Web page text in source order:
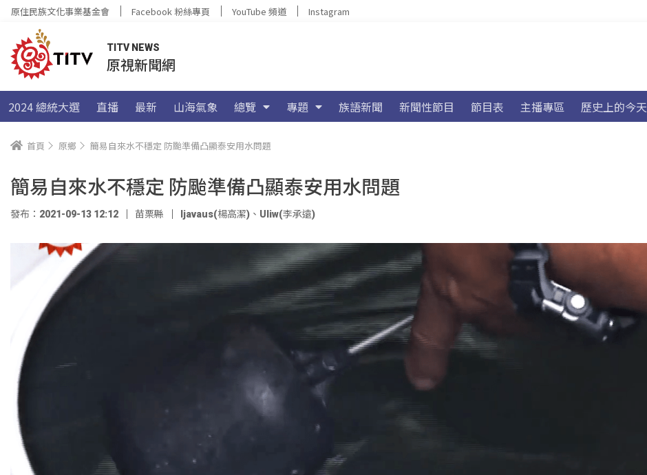
原住民族文化事業基金會 Facebook 粉絲專頁 YouTube 頻道 Instagram
TITV NEWS
原視新聞網
2024 總統大選 直播 最新 山海氣象 總覽 專題 族語新聞 新聞性節目 節目表 主播專區 歷史上的今天
首頁 原鄉 簡易自來水不穩定 防颱準備凸顯泰安用水問題
簡易自來水不穩定 防颱準備凸顯泰安用水問題
發布：2021-09-13 12:12 苗栗縣 ljavaus(楊高潔) 、 Uliw(李承遠)